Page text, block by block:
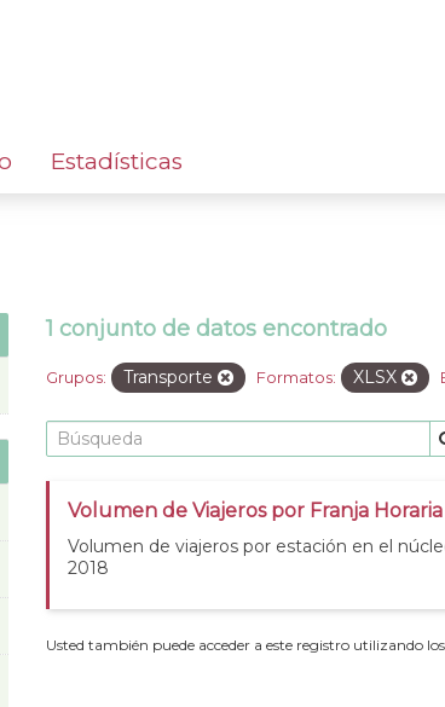
Estadísticas
1 conjunto de datos encontrado
Grupos: Transporte Formatos: XLSX
Volumen de Viajeros por Franja Horaria
Volumen de viajeros por estación en el
2018
Usted también puede acceder a este registro utilizando los